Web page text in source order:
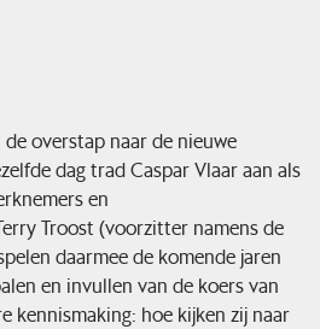
overstap naar de nieuwe
dag trad Caspar Vlaar aan als
en
Troost (voorzitter namens de
daarmee de komende jaren
en invullen van de koers van
kennismaking: hoe kijken zij naar